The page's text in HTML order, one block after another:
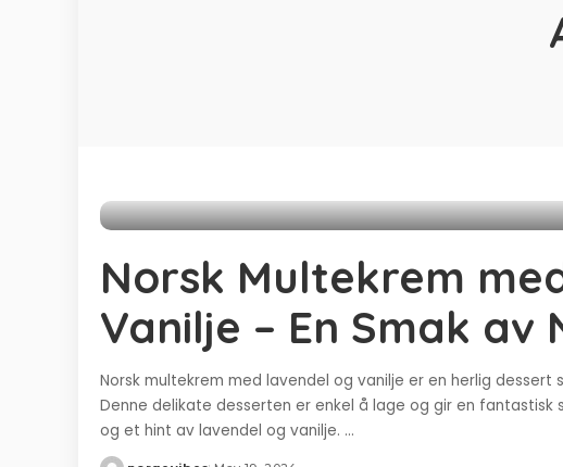
Norsk Multekrem
Vanilje – En Smak av
Norsk multekrem med lavendel og vanilje er en herlig dessert
Denne delikate desserten er enkel å lage og gir en
og et hint av lavendel og vanilje. ...